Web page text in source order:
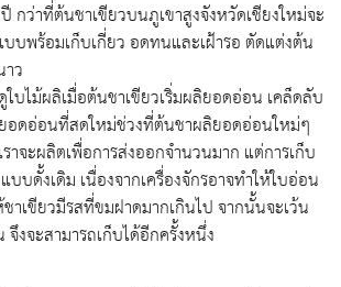
กว่าที่ต้นชาเขียวบนภูเขาสูงจังหวัดเชียงใหม่จะ
บพร้อมเก็บเกี่ยว อดทนและเฝ้ารอ ตัดแต่งต้น
ว
ใบไม้ผลิเมื่อต้นชาเขียวเริ่มผลิยอดอ่อน เคล็ดลับ
ยอดอ่อนที่สดใหม่ช่วงที่ต้นชาผลิยอดอ่อนใหม่ๆ
าจะผลิตเพื่อการส่งออกจํานวนมาก แต่การเก็บ
บบดั้งเดิม เนื่องจากเครื่องจักรอาจทำให้ใบอ่อน
าเขียวมีรสที่ขมฝาดมากเกินไป จากนั้นจะเว้น
งจะสามารถเก็บได้อีกครั้งหนึ่ง